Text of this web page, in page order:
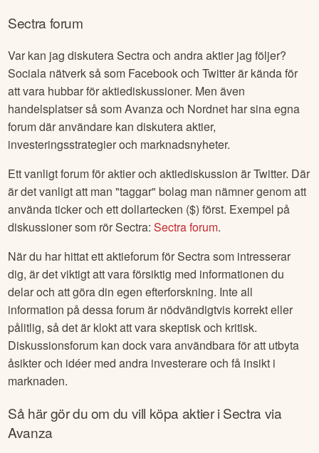
Sectraforum
Var kan jag diskuteraSectraoch andra aktier jag följer?
Sociala nätverk så som Facebook och Twitter är kända för
att vara hubbar för aktiediskussioner. Men även
handelsplatser så som Avanza och Nordnet har sina egna
forum där användare kan diskutera aktier,
investeringsstrategier och marknadsnyheter.
Ett vanligt forum för aktier och aktiediskussion är Twitter. Där
är det vanligt att man "taggar" bolag man nämner genom att
använda ticker och ett dollartecken ($) först. Exempel på
diskussioner som rörSectra:Sectraforum.
När du har hittat ett aktieforum förSectrasom intresserar
dig, är det viktigt att vara försiktig med informationen du
delar och att göra din egen efterforskning. Inte all
information på dessa forum är nödvändigtvis korrekt eller
pålitlig, så det är klokt att vara skeptisk och kritisk.
Diskussionsforum kan dock vara användbara för att utbyta
åsikter och idéer med andra investerare och få insikt i
marknaden.
Så här gör du om du vill köpa aktier iSectravia
Avanza